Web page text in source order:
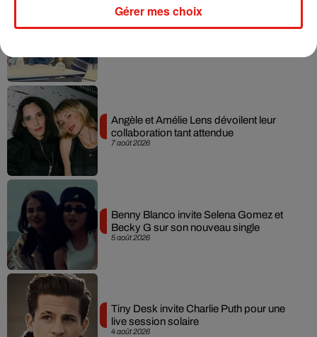
Tayc et Didi B dévoilent le single le plus
7 août 2026
Angèle et Amélie Lens dévoilent leur
collaboration tant attendue
5 août 2026
Benny Blanco invite Selena Gomez et
Becky G sur son nouveau single
4 août 2026
Tiny Desk invite Charlie Puth pour une
live session solaire
Gérer mes choix